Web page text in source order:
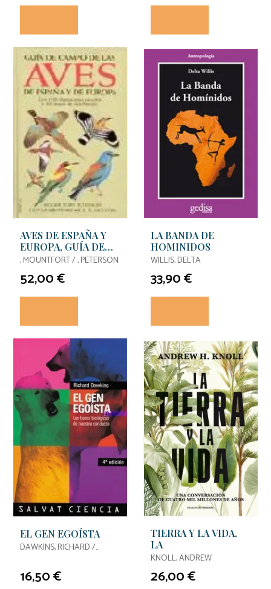
AVES DE ESPAÑA Y
EUROPA, GUÍA DE
CAMPO DE LAS...
, MOUNTFORT / , PETERSON
52,00 €
LA BANDA DE
HOMINIDOS
WILLIS, DELTA
33,90 €
EL GEN EGOÍSTA
DAWKINS, RICHARD /
16,50 €
TIERRA Y LA VIDA,
LA
KNOLL, ANDREW
26,00 €